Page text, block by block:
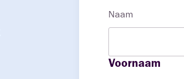
Naam
Voornaam